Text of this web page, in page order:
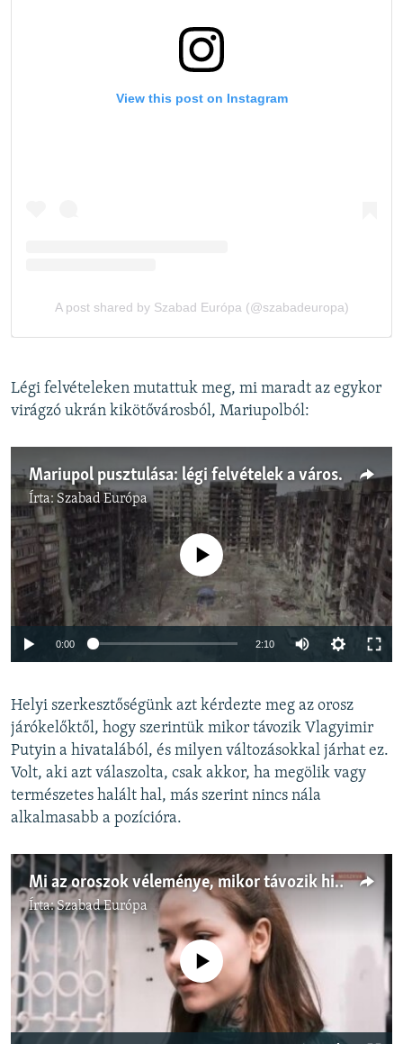
Légi felvételeken mutattuk meg, mi maradt az egykor
virágzó ukrán kikötővárosból, Mariupolból:
Mariupol pusztulása: légi felvételek a városról a háború kitörése előtt és után
Írta: Szabad Európa
Auto 240p 360p 480p
720p 1080p
Jelenleg nincs elérhető tartalom
0:00 2:10
360p
480p
720p
1080p
Helyi szerkesztőségünk azt kérdezte meg az orosz
járókelőktől, hogy szerintük mikor távozik Vlagyimir
Putyin a hivatalából, és milyen változásokkal járhat ez.
Volt, aki azt válaszolta, csak akkor, ha megölik vagy
természetes halált hal, más szerint nincs nála
alkalmasabb a pozícióra.
Mi az oroszok véleménye, mikor távozik hivatalából Putyin, és mi lesz utána?
Írta:Szabad Európa
Jelenleg nincs elérhető tartalom